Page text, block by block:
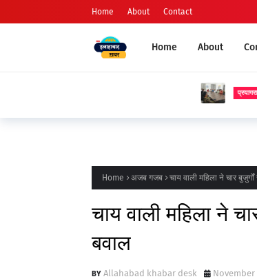
Home About Contact
Home About
प्रयागराज: एनजीबीयू में
Home अजब गजब चाय वाली महिला ने चार
चाय वाली महिला ने
बवाल
Allahabad khabar desk November